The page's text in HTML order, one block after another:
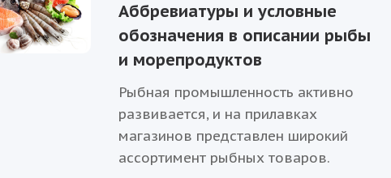
Аббревиатуры и условные
обозначения в описании рыбы
и морепродуктов
Рыбная промышленность активно
развивается, и на прилавках
магазинов представлен широкий
ассортимент рыбных товаров.